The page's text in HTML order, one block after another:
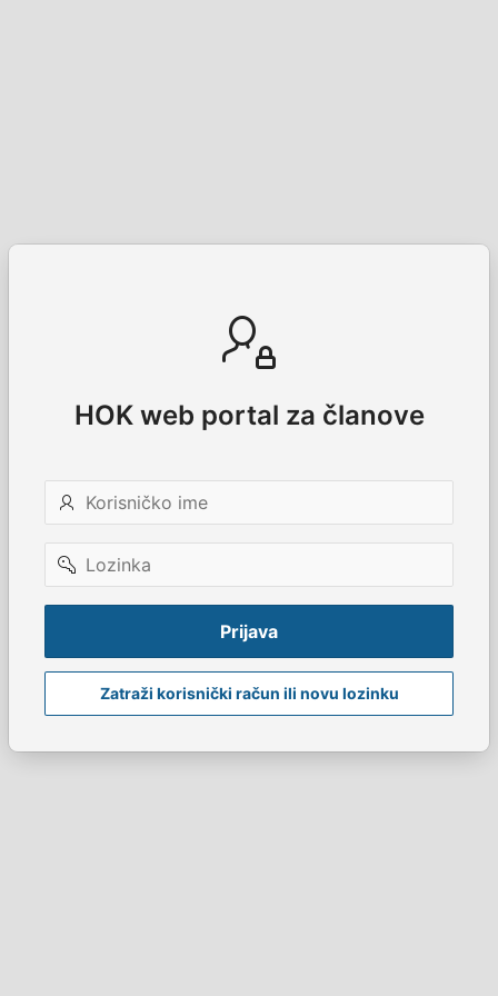
HOK web portal za članove
Korisničko
ime
Lozinka
Prijava
Zatraži korisnički račun ili novu lozinku